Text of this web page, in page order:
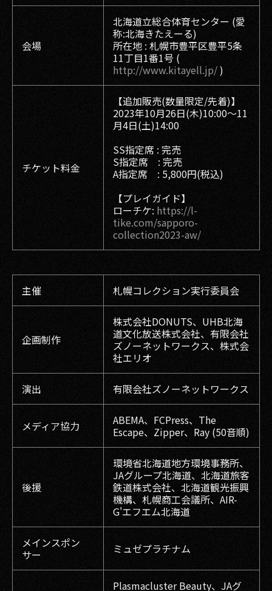
会場
北海道立総合体育センター (愛
称:北海きたえーる)
所在地 : 札幌市豊平区豊平5条
11丁目1番1号 (
http://www.kitayell.jp/)
チケット料金
【追加販売(数量限定/先着)】
2023年10月26日(木)10:00〜11
月4日(土)14:00
SS指定席 : 完売
S指定席 : 完売
A指定席 : 5,800円(税込)
【プレイガイド】
ローチケ: https://l-
tike.com/sapporo-
collection2023-aw/
主催 札幌コレクション実行委員会
企画制作
株式会社DONUTS、UHB北海
道文化放送株式会社、有限会社
ズノーネットワークス、株式会
社エリオ
演出 有限会社ズノーネットワークス
メディア協力
ABEMA、FCPress、The
Escape、Zipper、Ray (50音順)
後援
環境省北海道地方環境事務所、
JAグループ北海道、北海道旅客
鉄道株式会社、北海道観光振興
機構、札幌商工会議所、AIR-
G'エフエム北海道
メインスポン
サー
ミュゼプラチナム
Plasmacluster Beauty、JAグ